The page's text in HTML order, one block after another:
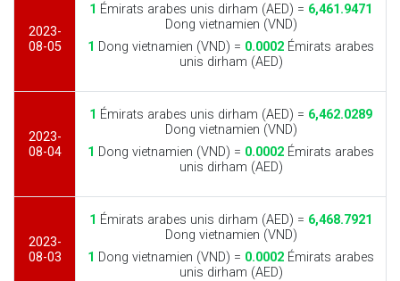
2023-
08-05
1 Émirats arabes unis dirham (AED) = 6,461.9471
Dong vietnamien (VND)
1 Dong vietnamien (VND) = 0.0002 Émirats arabes
unis dirham (AED)
2023-
08-04
1 Émirats arabes unis dirham (AED) = 6,462.0289
Dong vietnamien (VND)
1 Dong vietnamien (VND) = 0.0002 Émirats arabes
unis dirham (AED)
2023-
08-03
1 Émirats arabes unis dirham (AED) = 6,468.7921
Dong vietnamien (VND)
1 Dong vietnamien (VND) = 0.0002 Émirats arabes
unis dirham (AED)